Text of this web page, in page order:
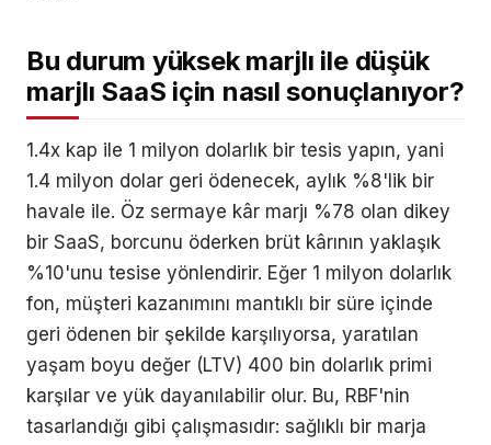
Bu durum yüksek marjlı ile düşük
marjlı SaaS için nasıl sonuçlanıyor?
1.4x kap ile 1 milyon dolarlık bir tesis yapın, yani
1.4 milyon dolar geri ödenecek, aylık %8'lik bir
havale ile. Öz sermaye kâr marjı %78 olan dikey
bir SaaS, borcunu öderken brüt kârının yaklaşık
%10'unu tesise yönlendirir. Eğer 1 milyon dolarlık
fon, müşteri kazanımını mantıklı bir süre içinde
geri ödenen bir şekilde karşılıyorsa, yaratılan
yaşam boyu değer (LTV) 400 bin dolarlık primi
karşılar ve yük dayanılabilir olur. Bu, RBF'nin
tasarlandığı gibi çalışmasıdır: sağlıklı bir marja